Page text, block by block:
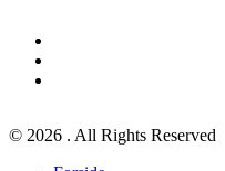
© 2026 . All Rights Reserved